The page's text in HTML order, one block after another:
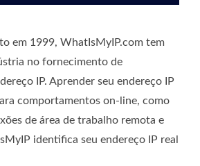
em 1999, WhatIsMyIP.com tem
no fornecimento de
IP. Aprender seu endereço IP
comportamentos on-line, como
de área de trabalho remota e
identifica seu endereço IP real